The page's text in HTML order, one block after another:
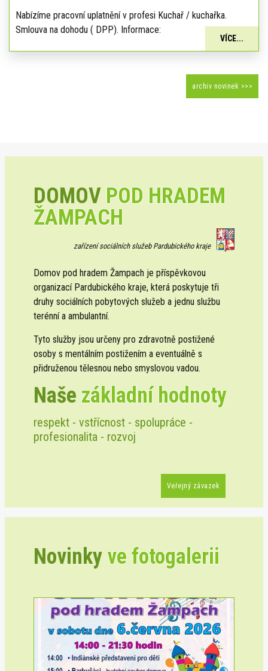
Nabízíme pracovní uplatnění v profesi Kuchař / kuchařka.
Smlouva na dohodu ( DPP). Informace:
VÍCE...
archiv novinek >>>
DOMOV POD HRADEM
ŽAMPACH
zařízení sociálních služeb Pardubického kraje
Domov pod hradem Žampach je příspěvkovou
organizací Pardubického kraje, která poskytuje tři
druhy sociálních pobytových služeb a jednu službu
terénní a ambulantní.
Tyto služby jsou určeny pro zdravotně postižené
osoby s mentálním postižením a eventuálně s
přidruženou tělesnou nebo smyslovou vadou.
Naše základní hodnoty
respekt - vstřícnost - spolupráce -
profesionalita - rozvoj
Veřejný závazek
Novinkyve fotogalerii